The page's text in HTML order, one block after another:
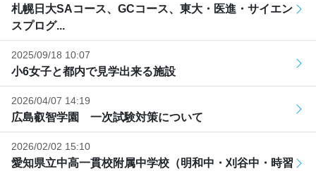
札幌日大SAコース、GCコース、東大・医進・サイエン
スプログ...
2025/09/18 10:07
小6女子と都内で見学出来る施設
2026/04/07 14:19
広島叡智学園 一次試験対策について
2026/02/02 15:10
愛知県立中高一貫校附属中学校（明和中・刈谷中・時習